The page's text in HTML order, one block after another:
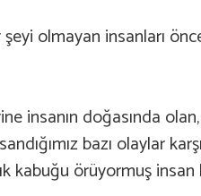
olmayan insanları
insanın doğasında
bazı olaylar
kabuğu örüyormuş